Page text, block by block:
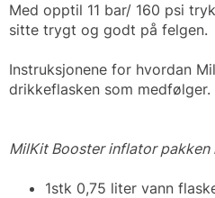
Med opptil 11 bar/ 160 psi
sitte trygt og godt på felgen.
Instruksjonene for hvordan
drikkeflasken som medfølger.
MilKit Booster inflator pakken
1stk 0,75 liter vann